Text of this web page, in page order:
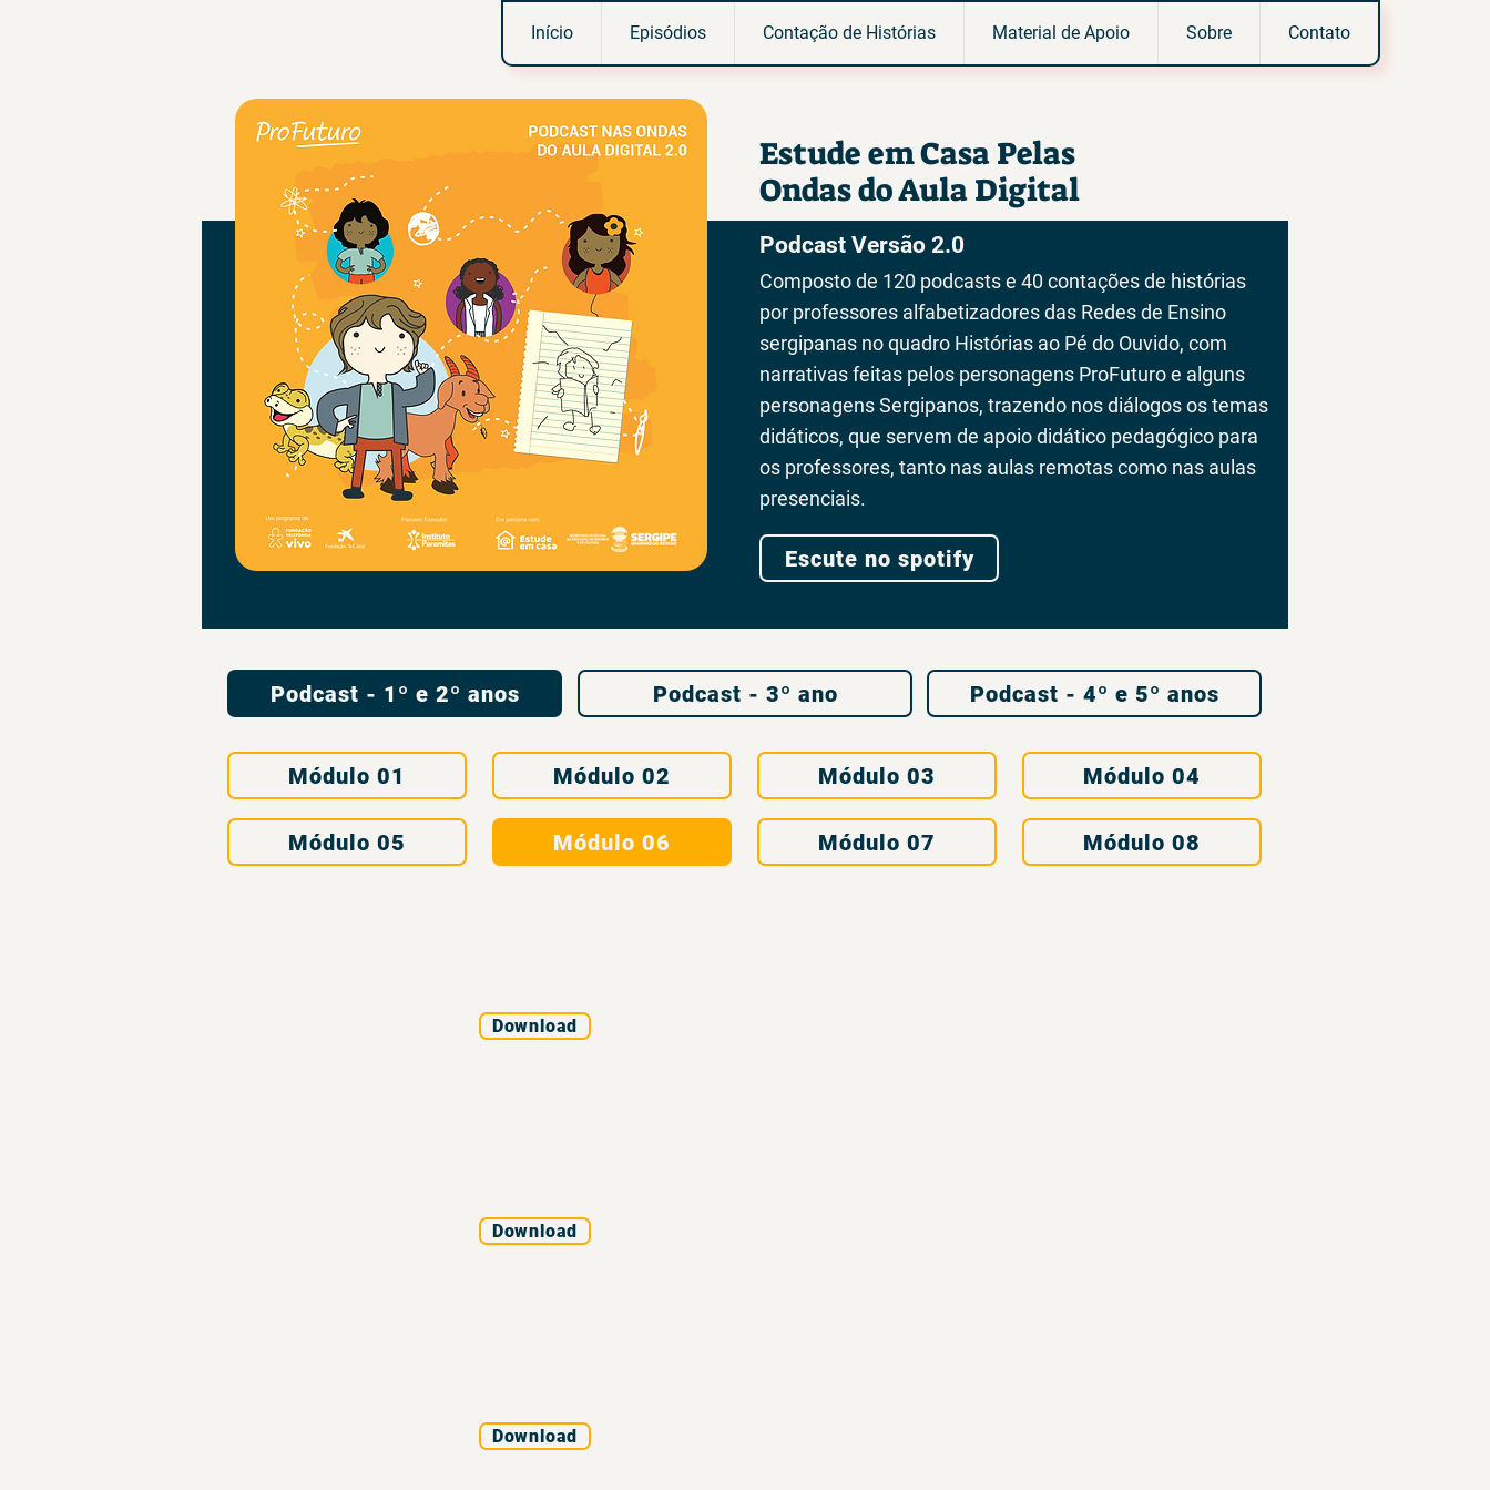
Início Episódios Contação de Histórias Material de Apoio Sobre Contato
Podcast Versão 2.0
Composto de 120 podcasts e 40 contações de histórias
por professores alfabetizadores das Redes de Ensino
sergipanas no quadro Histórias ao Pé do Ouvido, com
narrativas feitas pelos personagens ProFuturo e alguns
personagens Sergipanos, trazendo nos diálogos os temas
didáticos, que servem de apoio didático pedagógico para
os professores, tanto nas aulas remotas como nas aulas
presenciais.
Escute no spotify
Estude em Casa Pelas
Ondas do Aula Digital
Podcast - 1º e 2º anos Podcast - 3º ano Podcast - 4º e 5º anos
Módulo 01
Módulo 05
Módulo 02
Módulo 06
Módulo 03
Módulo 07
Módulo 04
Módulo 08
Download
Download
Download